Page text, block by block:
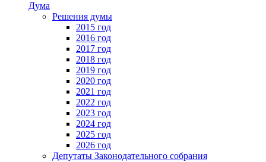
Дума
Решения думы
2015 год
2016 год
2017 год
2018 год
2019 год
2020 год
2021 год
2022 год
2023 год
2024 год
2025 год
2026 год
Депутаты Законодательного собрания